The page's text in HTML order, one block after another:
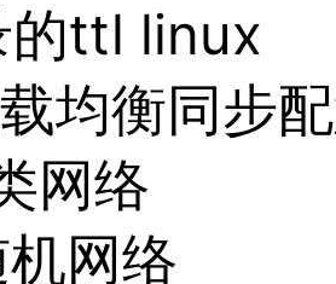
的ttl linux
均衡同步
网络
网络